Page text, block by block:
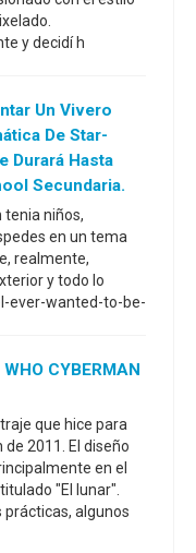
y decidí h
Un Vivero
De Star-
Durará Hasta
Secundaria.
tenia niños,
en un tema
realmente,
y todo lo
ever-wanted-to-be-
WHO CYBERMAN
que hice para
de 2011. El diseño
en el
"El lunar".
prácticas, algunos